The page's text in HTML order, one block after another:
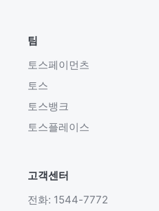
팀
토스페이먼츠
토스
토스뱅크
토스플레이스
고객센터
전화: 1544-7772